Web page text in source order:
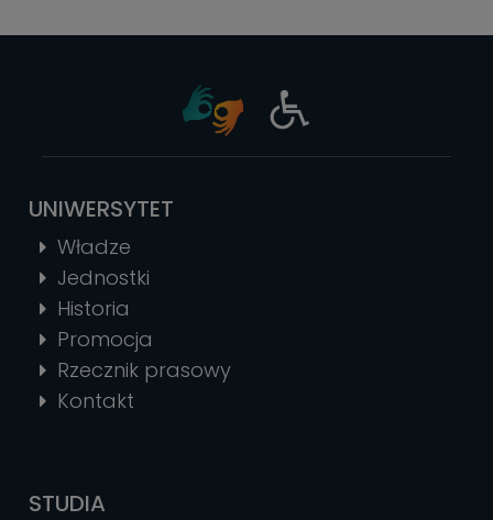
UNIWERSYTET
Władze
Jednostki
Historia
Promocja
Rzecznik prasowy
Kontakt
STUDIA